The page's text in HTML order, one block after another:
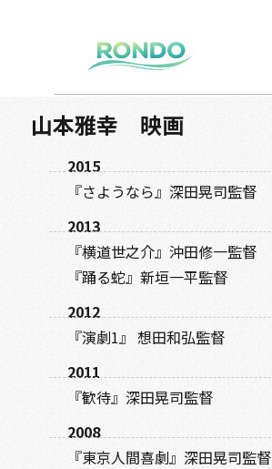
ロンド
芸能プロダクション
山本雅幸 映画
2015
『さようなら』深田晃司監督
2013
『横道世之介』沖田修一監督
『踊る蛇』新垣一平監督
2012
『演劇1』 想田和弘監督
2011
『歓待』深田晃司監督
2008
『東京人間喜劇』深田晃司監督